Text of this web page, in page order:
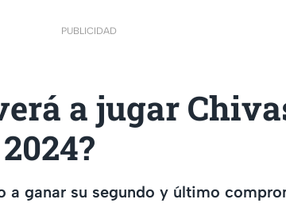
PUBLICIDAD
a jugar
a ganar su segundo y último